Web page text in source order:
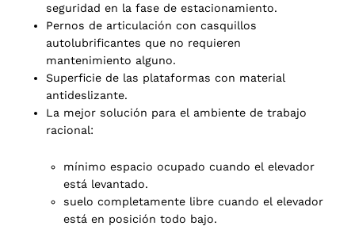
seguridad en la fase de estacionamiento.
Pernos de articulación con casquillos
autolubrificantes que no requieren
mantenimiento alguno.
Superficie de las plataformas con material
antideslizante.
La mejor solución para el ambiente de trabajo
racional:
mínimo espacio ocupado cuando el elevador
está levantado.
suelo completamente libre cuando el elevador
está en posición todo bajo.